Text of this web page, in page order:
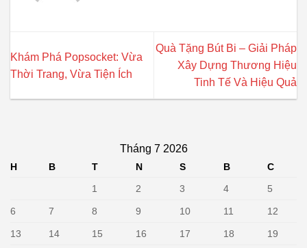
Khám Phá Popsocket: Vừa
Thời Trang, Vừa Tiện Ích
Quà Tặng Bút Bi – Giải Pháp
Xây Dựng Thương Hiệu
Tinh Tế Và Hiệu Quả
Tháng 7 2026
H B T N S B
C
1
2 3 4 5
6 7 8 9 10 11 12
13 14 15 16 17 18 19